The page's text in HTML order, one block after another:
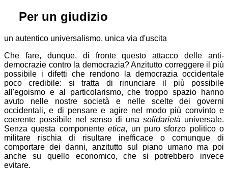
Per un giudizio
un autentico universalismo, unica via d'uscita
Che fare, dunque, di fronte questo attacco delle anti-
democrazie contro la democrazia? Anzitutto correggere il più
possibile i difetti che rendono la democrazia occidentale
poco credibile: si tratta di rinunciare il più possibile
all'egoismo e al particolarismo, che troppo spazio hanno
avuto nelle nostre società e nelle scelte dei governi
occidentali, e di pensare e agire nel modo più convinto e
coerente possibile nel senso di una solidarietà universale.
Senza questa componenteetica, un puro sforzo politico o
militare rischia di risultare inefficace o comunque di
comportare dei danni, anzitutto sul piano umano ma poi
anche su quello economico, che si potrebbero invece
evitare.